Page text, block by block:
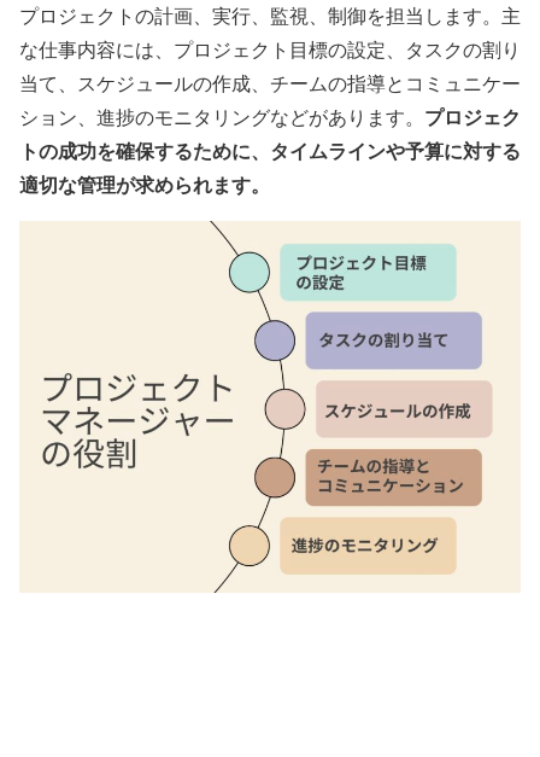
プロジェクトの計画、実行、監視、制御を担当します。主
な仕事内容には、プロジェクト目標の設定、タスクの割り
当て、スケジュールの作成、チームの指導とコミュニケー
ション、進捗のモニタリングなどがあります。 プロジェク
トの成功を確保するために、タイムラインや予算に対する
適切な管理が求められます。